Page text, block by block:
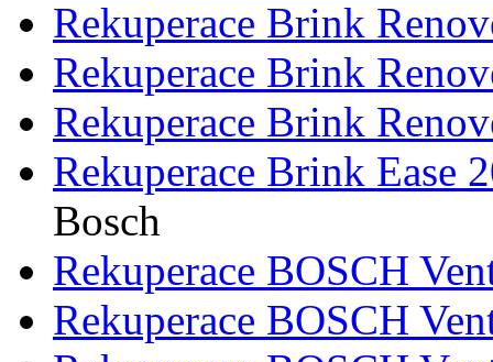
Rekuperace Brink
Rekuperace Brink
Rekuperace Brink
Rekuperace Brink Ease
Bosch
Rekuperace BOSCH
Rekuperace BOSCH